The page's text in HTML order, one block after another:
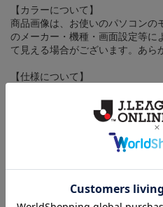
【カラーについて】
商品画像は、お使いのパソコンの
のメーカー・機種・画面設定等に
て見える場合がございます。あら
【仕様について】
告なく変更になることがございま
ヘルプページ